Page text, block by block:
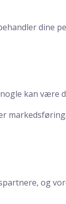
dine
kan være
markedsføring.
og